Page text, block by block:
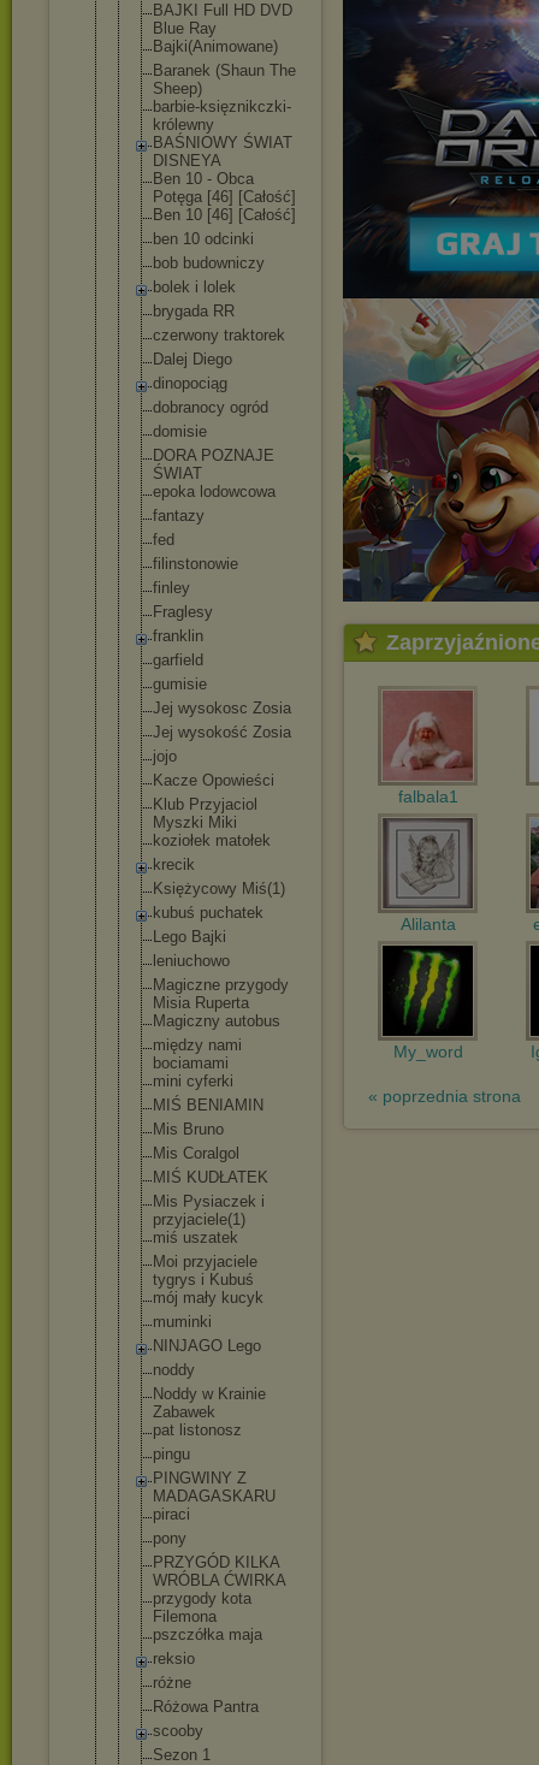
BAJKI Full HD DVD
Blue Ray
Bajki(Animowane)
Baranek (Shaun The
Sheep)
barbie-księznikczki-
królewny
BAŚNIOWY ŚWIAT
DISNEYA
Ben 10 - Obca
Potęga [46] [Całość]
Ben 10 [46] [Całość]
ben 10 odcinki
bob budowniczy
bolek i lolek
brygada RR
czerwony traktorek
Dalej Diego
dinopociąg
dobranocy ogród
domisie
DORA POZNAJE
ŚWIAT
epoka lodowcowa
fantazy
fed
filinstonowie
finley
Fraglesy
franklin
garfield
gumisie
Jej wysokosc Zosia
Jej wysokość Zosia
jojo
Kacze Opowieści
Klub Przyjaciol
Myszki Miki
koziołek matołek
krecik
Księżycowy Miś(1)
kubuś puchatek
Lego Bajki
leniuchowo
Magiczne przygody
Misia Ruperta
Magiczny autobus
między nami
bociamami
mini cyferki
MIŚ BENIAMIN
Mis Bruno
Mis Coralgol
MIŚ KUDŁATEK
Mis Pysiaczek i
przyjaciele(1)
miś uszatek
Moi przyjaciele
tygrys i Kubuś
mój mały kucyk
muminki
NINJAGO Lego
noddy
Noddy w Krainie
Zabawek
pat listonosz
pingu
PINGWINY Z
MADAGASKARU
piraci
pony
PRZYGÓD KILKA
WRÓBLA ĆWIRKA
przygody kota
Filemona
pszczółka maja
reksio
różne
Różowa Pantra
scooby
Sezon 1
falbala1
Alilanta
My_word
« poprzednia strona